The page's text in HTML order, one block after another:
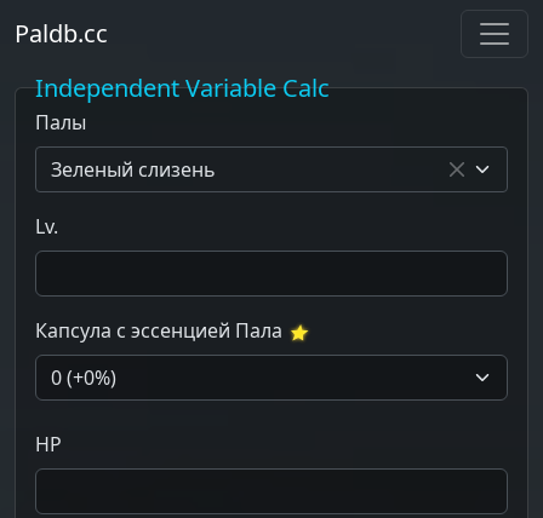
Paldb.cc
Independent Variable Calc
Палы
×
Зеленый слизень
Lv.
Капсула с эссенцией Пала
HP